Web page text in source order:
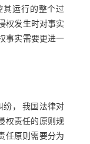
其运行的整个过
权发生时对事实
事实需要更进一
纷， 我国法律对
权责任的原则规
任原则需要分为